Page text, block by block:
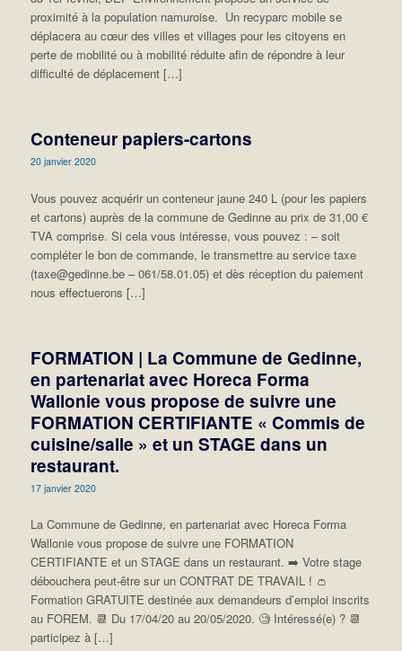
proximité à la population namuroise. Un recyparc mobile se
déplacera au cœur des villes et villages pour les citoyens en
perte de mobilité ou à mobilité réduite afin de répondre à leur
difficulté de déplacement […]
Conteneur papiers-cartons
20 janvier 2020
Vous pouvez acquérir un conteneur jaune 240 L (pour les papiers
et cartons) auprès de la commune de Gedinne au prix de 31,00 €
TVA comprise. Si cela vous intéresse, vous pouvez : – soit
compléter le bon de commande, le transmettre au service taxe
(taxe@gedinne.be – 061/58.01.05) et dès réception du paiement
nous effectuerons […]
FORMATION | La Commune de Gedinne,
en partenariat avec Horeca Forma
Wallonie vous propose de suivre une
FORMATION CERTIFIANTE « Commis de
cuisine/salle » et un STAGE dans un
restaurant.
17 janvier 2020
La Commune de Gedinne, en partenariat avec Horeca Forma
Wallonie vous propose de suivre une FORMATION
CERTIFIANTE et un STAGE dans un restaurant. ➡️ Votre stage
débouchera peut-être sur un CONTRAT DE TRAVAIL ! 👛
Formation GRATUITE destinée aux demandeurs d’emploi inscrits
au FOREM. 📆 Du 17/04/20 au 20/05/2020. 🧐 Intéressé(e) ? 📆
participez à […]